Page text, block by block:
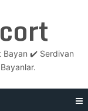
Bayan ✔️ Serdivan